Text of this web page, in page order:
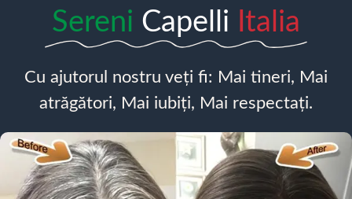
Sereni Capelli Italia
Cu ajutorul nostru veți fi: Mai tineri, Mai
atrăgători, Mai iubiți, Mai respectați.